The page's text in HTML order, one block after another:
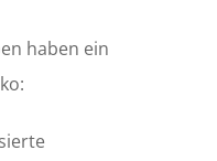
haben ein